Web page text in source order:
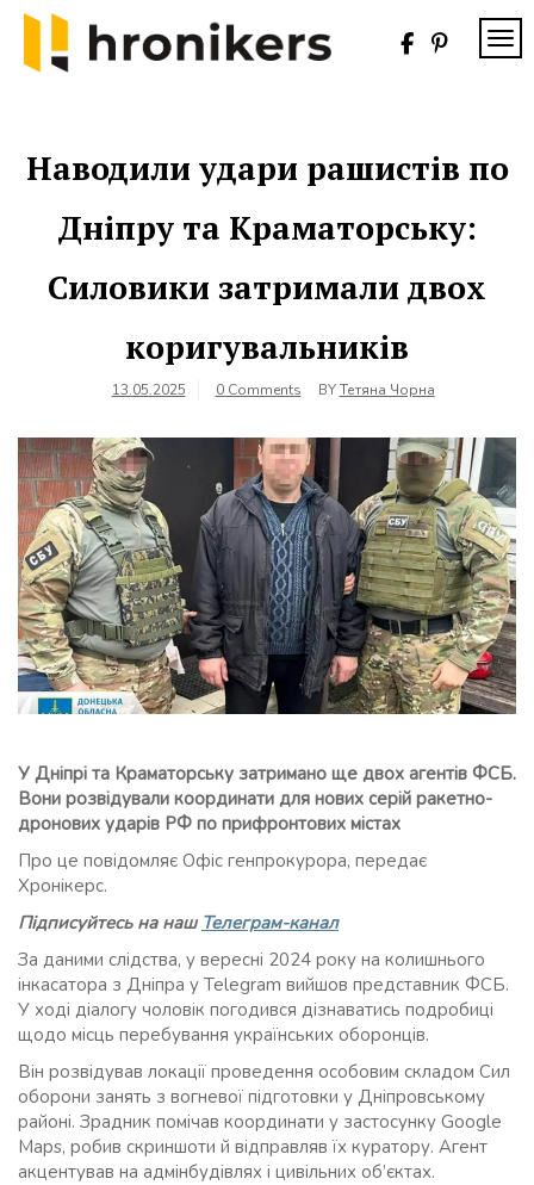
Skip
content
Наводили удари рашистів по
Дніпру та Краматорську:
Силовики затримали двох
коригувальників
13.05.2025 0 Comments BYТетяна Чорна
У Дніпрі та Краматорську затримано ще двох агентів ФСБ.
Вони розвідували координати для нових серій ракетно-
дронових ударів РФ по прифронтових містах
Про це повідомляє Офіс генпрокурора, передає
Хронікерс.
Підписуйтесь на наш Телеграм-канал
За даними слідства, у вересні 2024 року на колишнього
інкасатора з Дніпра у Telegram вийшов представник ФСБ.
У ході діалогу чоловік погодився дізнаватись подробиці
щодо місць перебування українських оборонців.
Він розвідував локації проведення особовим складом Сил
оборони занять з вогневої підготовки у Дніпровському
районі. Зрадник помічав координати у застосунку Google
Maps, робив скриншоти й відправляв їх куратору. Агент
акцентував на адмінбудівлях і цивільних об’єктах.